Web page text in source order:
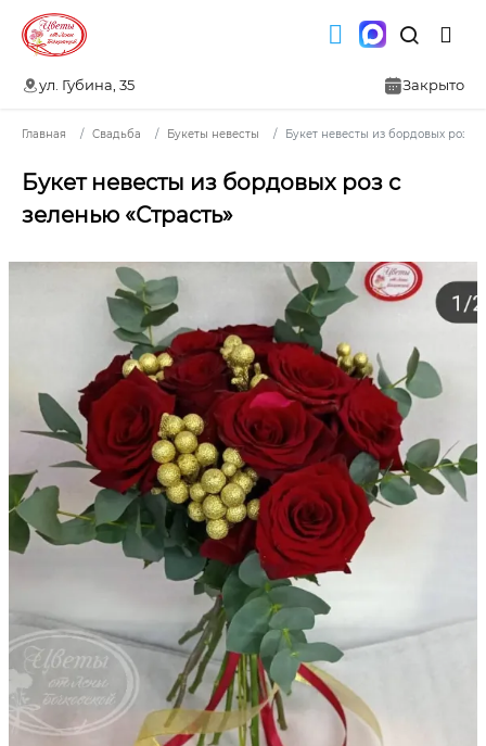
ул. Губина, 35 Закрыто
Главная Свадьба Букеты невесты Букет невесты из бордовых роз с
Букет невесты из бордовых роз с
зеленью «Страсть»